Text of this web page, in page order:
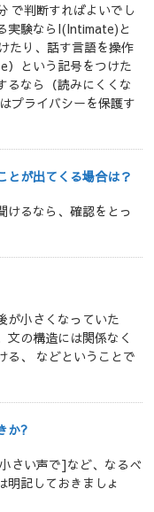
で判断すればよいでし
実験ならI(Intimate)と
たり、話す言語を操作
）という記号をつけた
るなら（読みにくくな
プライバシーを保護す
とが出てくる場合は？
けるなら、確認をとっ
が小さくなっていた
文の構造には関係なく
る、 などということで
か?
さい声で]など、なるべ
明記しておきましょ